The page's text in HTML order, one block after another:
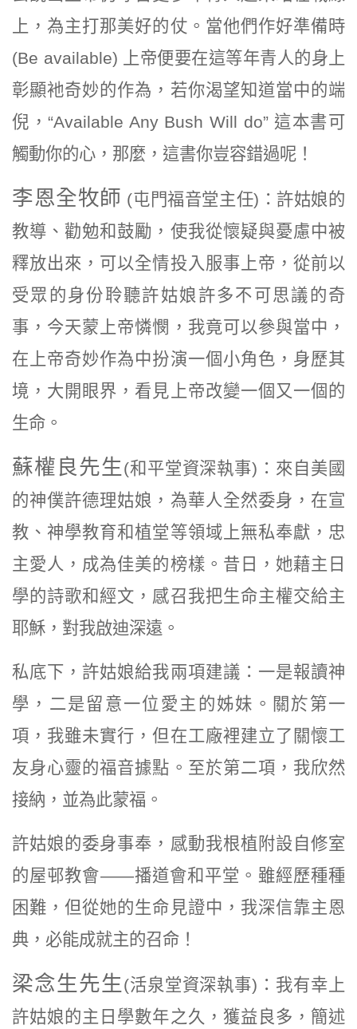
上，為主打那美好的仗。當他們作好準備時
(Be available) 上帝便要在這等年青人的身上
彰顯衪奇妙的作為，若你渴望知道當中的端
倪，“Available Any Bush Will do” 這本書可
觸動你的心，那麼，這書你豈容錯過呢！
李恩全牧師 (屯門福音堂主任) ：許姑娘的
教導、勸勉和鼓勵，使我從懷疑與憂慮中被
釋放出來，可以全情投入服事上帝，從前以
受眾的身份聆聽許姑娘許多不可思議的奇
事，今天蒙上帝憐憫，我竟可以參與當中，
在上帝奇妙作為中扮演一個小角色，身歷其
境，大開眼界，看見上帝改變一個又一個的
生命。
蘇權良先生 (和平堂資深執事) ：來自美國
的神僕許德理姑娘，為華人全然委身，在宣
教、神學教育和植堂等領域上無私奉獻，忠
主愛人，成為佳美的榜樣。昔日，她藉主日
學的詩歌和經文，感召我把生命主權交給主
耶穌，對我啟迪深遠。
私底下，許姑娘給我兩項建議：一是報讀神
學，二是留意一位愛主的姊妹。關於第一
項，我雖未實行，但在工廠裡建立了關懷工
友身心靈的福音據點。至於第二項，我欣然
接納，並為此蒙福。
許姑娘的委身事奉，感動我根植附設自修室
的屋邨教會——播道會和平堂。雖經歷種種
困難，但從她的生命見證中，我深信靠主恩
典，必能成就主的召命！
梁念生先生 (活泉堂資深執事) ：我有幸上
許姑娘的主日學數年之久，獲益良多，簡述